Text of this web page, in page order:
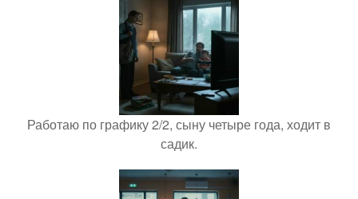
Работаю по графику 2/2, сыну четыре года, ходит в
садик.